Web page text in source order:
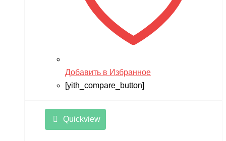
Добавить в Избранное
[yith_compare_button]
Quickview